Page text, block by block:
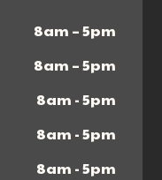
8am – 5pm
8am – 5pm
8am - 5pm
8am - 5pm
8am - 5pm